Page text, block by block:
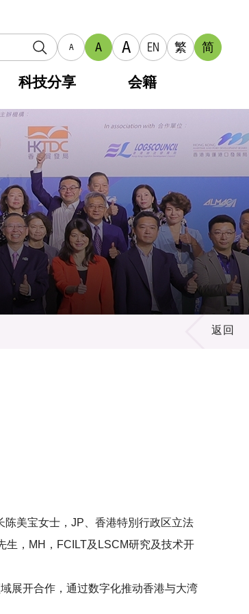
A A A EN 繁 简
科技分享 会籍
返回
陈美宝女士，JP、香港特別行政区立法
生，MH，FCILT及LSCM研究及技术开
展开合作，通过数字化推动香港与大湾